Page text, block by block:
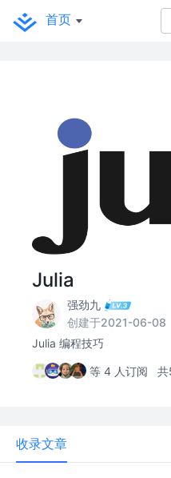
首页
Julia
强劲九
创建于2021-06-08
Julia 编程技巧
等 4 人订阅
收录文章